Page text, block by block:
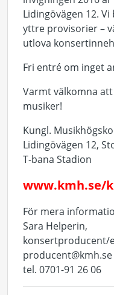
Lidingövägen 12.
yttre provisorier –
utlova
Fri entré om inget
Varmt välkomna
musiker!
Kungl.
Lidingövägen 12,
T-bana Stadion
www.kmh.se/
För mera
Sara Helperin,
konsertproducent/
producent@kmh.se
tel. 0701-91 26 06